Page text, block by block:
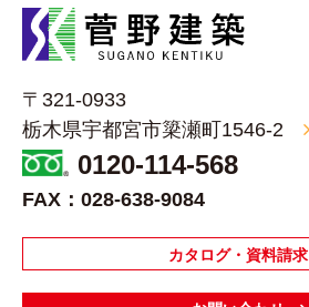
〒321-0933
栃木県宇都宮市簗瀬町1546-2
0120-114-568
FAX：028-638-9084
カタログ・資料請求